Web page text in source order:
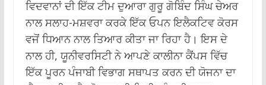
ਵਿਦਵਾਨਾਂ ਦੀ ਇੱਕ ਟੀਮ ਦੁਆਰਾ ਗੁਰੂ ਗੋਬਿੰਦ ਸਿੰਘ ਚੇਅਰ
ਨਾਲ ਸਲਾਹ-ਮਸ਼ਵਰਾ ਕਰਕੇ ਇੱਕ ਓਪਨ ਇਲੈਕਟਿਵ ਕੋਰਸ
ਵਜੋਂ ਧਿਆਨ ਨਾਲ ਤਿਆਰ ਕੀਤਾ ਜਾ ਰਿਹਾ ਹੈ। ਇਸ ਦੇ
ਨਾਲ ਹੀ, ਯੂਨੀਵਰਸਿਟੀ ਨੇ ਆਪਣੇ ਕਾਲੀਨਾ ਕੈਂਪਸ ਵਿੱਚ
ਇੱਕ ਪੂਰਨ ਪੰਜਾਬੀ ਵਿਭਾਗ ਸਥਾਪਤ ਕਰਨ ਦੀ ਯੋਜਨਾ ਦਾ